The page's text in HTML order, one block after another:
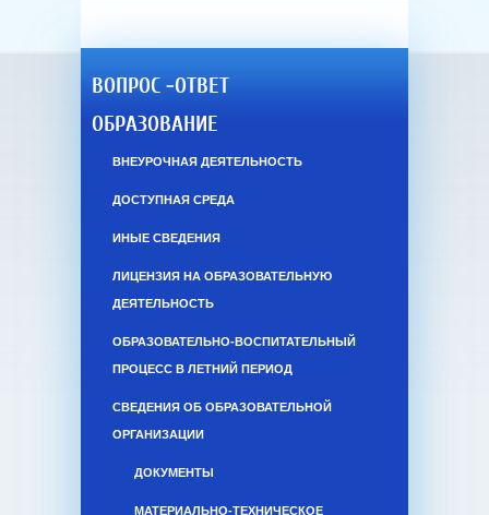
ВОПРОС -ОТВЕТ
ОБРАЗОВАНИЕ
ВНЕУРОЧНАЯ ДЕЯТЕЛЬНОСТЬ
ДОСТУПНАЯ СРЕДА
ИНЫЕ СВЕДЕНИЯ
ЛИЦЕНЗИЯ НА ОБРАЗОВАТЕЛЬНУЮ
ДЕЯТЕЛЬНОСТЬ
ОБРАЗОВАТЕЛЬНО-ВОСПИТАТЕЛЬНЫЙ
ПРОЦЕСС В ЛЕТНИЙ ПЕРИОД
СВЕДЕНИЯ ОБ ОБРАЗОВАТЕЛЬНОЙ
ОРГАНИЗАЦИИ
ДОКУМЕНТЫ
МАТЕРИАЛЬНО-ТЕХНИЧЕСКОЕ